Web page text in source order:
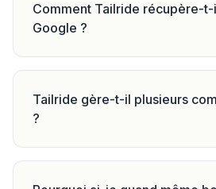
Comment Tailride récupère-
Google ?
Tailride gère-t-il plusieurs
?